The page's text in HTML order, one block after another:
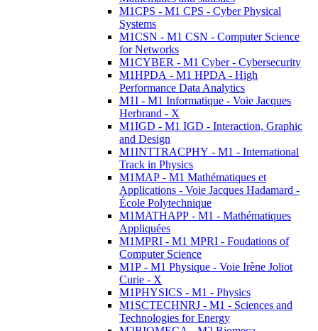
M1CPS - M1 CPS - Cyber Physical
Systems
M1CSN - M1 CSN - Computer Science
for Networks
M1CYBER - M1 Cyber - Cybersecurity
M1HPDA - M1 HPDA - High
Performance Data Analytics
M1I - M1 Informatique - Voie Jacques
Herbrand - X
M1IGD - M1 IGD - Interaction, Graphic
and Design
M1INTTRACPHY - M1 - International
Track in Physics
M1MAP - M1 Mathématiques et
Applications - Voie Jacques Hadamard -
École Polytechnique
M1MATHAPP - M1 - Mathématiques
Appliquées
M1MPRI - M1 MPRI - Foudations of
Computer Science
M1P - M1 Physique - Voie Irène Joliot
Curie - X
M1PHYSICS - M1 - Physics
M1SCTECHNRJ - M1 - Sciences and
Technologies for Energy